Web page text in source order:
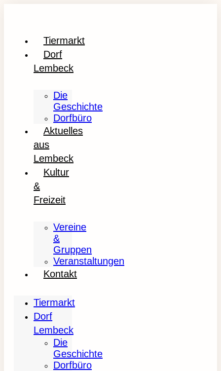
Tiermarkt
Dorf
Lembeck
Die
Geschichte
Dorfbüro
Aktuelles
aus
Lembeck
Kultur
&
Freizeit
Vereine
&
Gruppen
Veranstaltungen
Kontakt
Tiermarkt
Dorf
Lembeck
Die
Geschichte
Dorfbüro